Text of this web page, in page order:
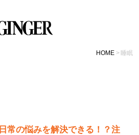
HOME 睡眠
日常の悩みを解決できる！？注